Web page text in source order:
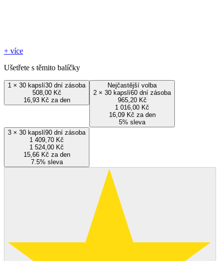
+ více
Ušetřete s těmito balíčky
1 × 30 kapslí30 dní zásoba
508,00 Kč
16,93 Kč za den
Nejčastější volba
2 × 30 kapslí60 dní zásoba
965,20 Kč
1 016,00 Kč
16,09 Kč za den
5% sleva
3 × 30 kapslí90 dní zásoba
1 409,70 Kč
1 524,00 Kč
15,66 Kč za den
7.5% sleva